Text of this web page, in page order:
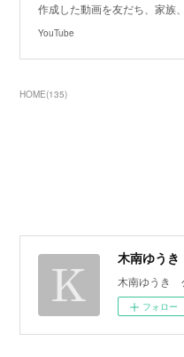
作成した動画を友だち、家族
YouTube
HOME(135)
木南ゆう
木南ゆうき
フォロー